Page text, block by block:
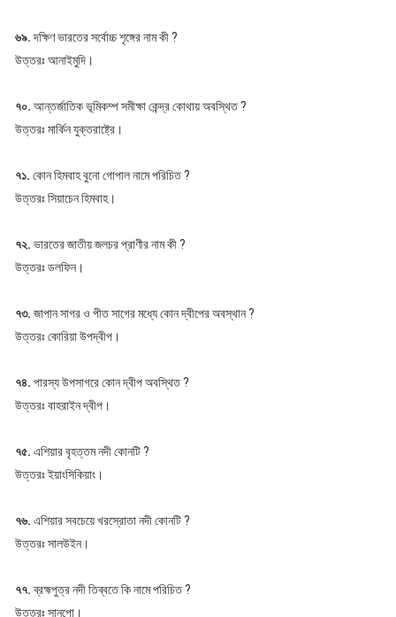
৬৯.দক্ষিণ ভারতের সর্বোচ্চ শৃঙ্গের নাম কী ?
উত্তরঃ আনাইমুদি।
৭০. আন্তর্জাতিক ভূমিকম্প সমীক্ষা কেন্দ্র কোথায় অবস্থিত ?
উত্তরঃ মার্কিন যুক্তরাষ্ট্রে।
৭১. কোন হিমবাহ বুনো গোপাল নামে পরিচিত ?
উত্তরঃ সিয়াচেন হিমবাহ।
৭২. ভারতের জাতীয় জলচর প্রাণীর নাম কী ?
উত্তরঃ ডলফিন।
৭৩. জাপান সাগর ও পীত সাগের মধ্যে কোন দ্বীপের অবস্থান ?
উত্তরঃ কোরিয়া উপদ্বীপ।
৭৪. পারস্য উপসাগরে কোন দ্বীপ অবস্থিত ?
উত্তরঃ বাহরাইন দ্বীপ।
৭৫. এশিয়ার বৃহত্তম নদী কোনটি ?
উত্তরঃ ইয়াংসিকিয়াং।
৭৬. এশিয়ার সবচেয়ে খরস্রোতা নদী কোনটি ?
উত্তরঃ সালউইন।
৭৭.ব্রহ্মপুত্র নদী তিব্বতে কি নামে পরিচিত ?
উত্তরঃ সানপো।